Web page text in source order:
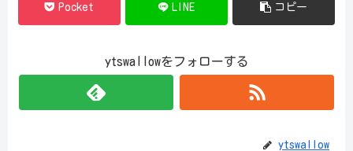
Pocket LINE コピー
ytswallowをフォローする
ytswallow